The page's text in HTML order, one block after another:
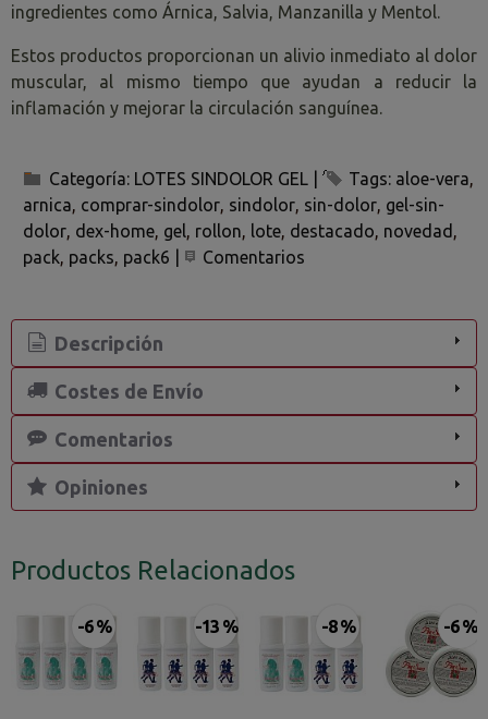
ingredientes como Árnica, Salvia, Manzanilla y Mentol.
Estos productos proporcionan un alivio inmediato al dolor
muscular, al mismo tiempo que ayudan a reducir la
inflamación y mejorar la circulación sanguínea.
Categoría: LOTES SINDOLOR GEL Tags: aloe-vera
arnica comprar-sindolor sindolor sin-dolor gel-sin-
dolor dex-home gel rollon lote destacado novedad
pack packs pack6 Comentarios
Descripción
Costes de Envío
Comentarios
Opiniones
Productos Relacionados
-6 % -13 % -8 % -6 %